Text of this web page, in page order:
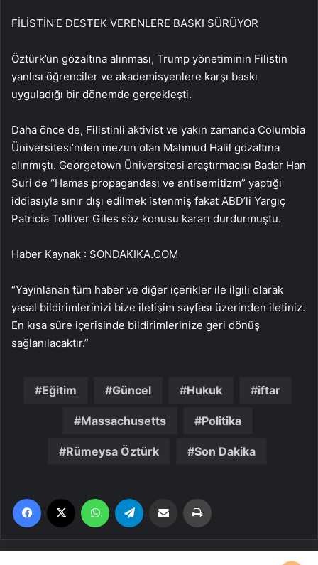
FİLİSTİN’E DESTEK VERENLERE BASKI SÜRÜYOR
Öztürk’ün gözaltına alınması, Trump yönetiminin Filistin
yanlısı öğrenciler ve akademisyenlere karşı baskı
uyguladığı bir dönemde gerçekleşti.
Daha önce de, Filistinli aktivist ve yakın zamanda Columbia
Üniversitesi’nden mezun olan Mahmud Halil gözaltına
alınmıştı. Georgetown Üniversitesi araştırmacısı Badar Han
Suri de “Hamas propagandası ve antisemitizm” yaptığı
iddiasıyla sınır dışı edilmek istenmiş fakat ABD’li Yargıç
Patricia Tolliver Giles söz konusu kararı durdurmuştu.
Haber Kaynak : SONDAKIKA.COM
“Yayınlanan tüm haber ve diğer içerikler ile ilgili olarak
yasal bildirimlerinizi bize iletişim sayfası üzerinden iletiniz.
En kısa süre içerisinde bildirimlerinize geri dönüş
sağlanılacaktır.”
Eğitim Güncel Hukuk iftar
Massachusetts Politika
Rümeysa Öztürk Son Dakika
Facebook WhatsApp Email'den paylaş